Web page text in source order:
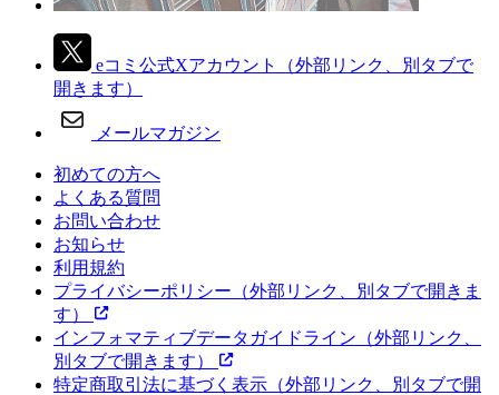
eコミ公式Xアカウント
（外部リンク、別タブで
開きます）
メールマガジン
初めての方へ
よくある質問
お問い合わせ
お知らせ
利用規約
プライバシーポリシー （外部リンク、別タブで開きま
す）
インフォマティブデータガイドライン （外部リンク、
別タブで開きます）
特定商取引法に基づく表示 （外部リンク、別タブで開